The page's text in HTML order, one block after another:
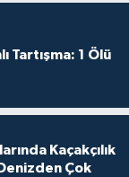
Tartışma: 1 Ölü
Kaçakçılık
Çok